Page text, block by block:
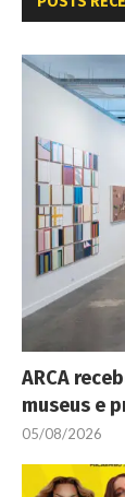
ARCA
museus e
05/08/2026